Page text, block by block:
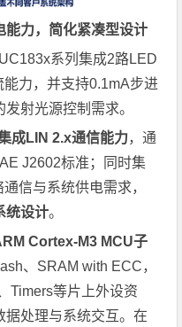
能力，简化紧凑型设计
系列集成2路LED
力，并支持0.1mA步进
射光源控制需求。
成LIN 2.x通信能力，通
J2602标准；同时集
信与系统供电需求，
统设计。
Cortex-M3 MCU子
、SRAM with ECC，
Timers等片上外设资
据处理与系统交互。在